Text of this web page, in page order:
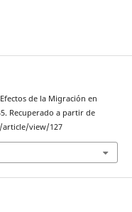
de la Migración en
Recuperado a partir de
view/127